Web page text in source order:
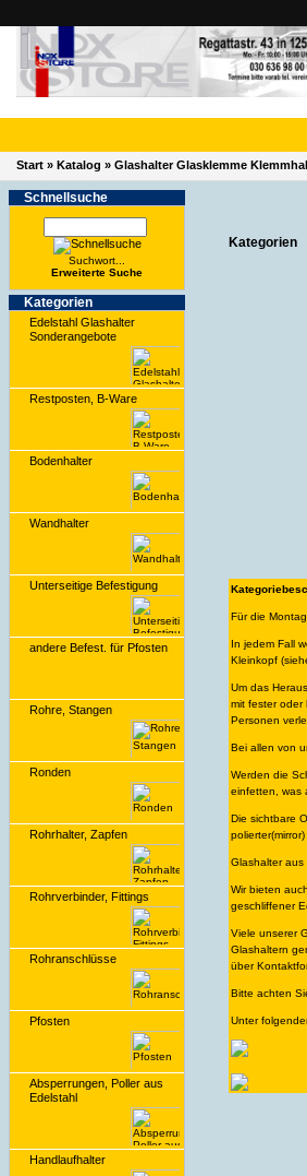
Start » Katalog » Glashalter Glasklemme
Schnell­suche
Suchwort...
Erwei­terte Suche
Kate­gorien
Edelstahl Glashalter
Sonderangebote
Restposten, B-Ware
Bodenhalter
Wandhalter
Unterseitige Befestigung
andere Befest. für Pfosten
Rohre, Stangen
Ronden
Rohrhalter, Zapfen
Rohrverbinder, Fittings
Rohranschlüsse
Pfosten
Absperrungen, Poller aus
Edelstahl
Handlaufhalter
Kategorien
Für die
In jedem Fall
Kleinkopf
Um das
mit fester oder
Personen
Bei allen von
Werden die
einfetten, was
Die sichtbare
Glashalter aus
Wir bieten
geschliffener
Viele unserer
Glashaltern
über
Bitte achten
Unter